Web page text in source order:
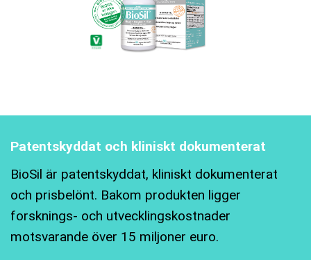
Patentskyddat och kliniskt dokumenterat
BioSil är patentskyddat, kliniskt dokumenterat
och prisbelönt. Bakom produkten ligger
forsknings- och utvecklingskostnader
motsvarande över 15 miljoner euro.